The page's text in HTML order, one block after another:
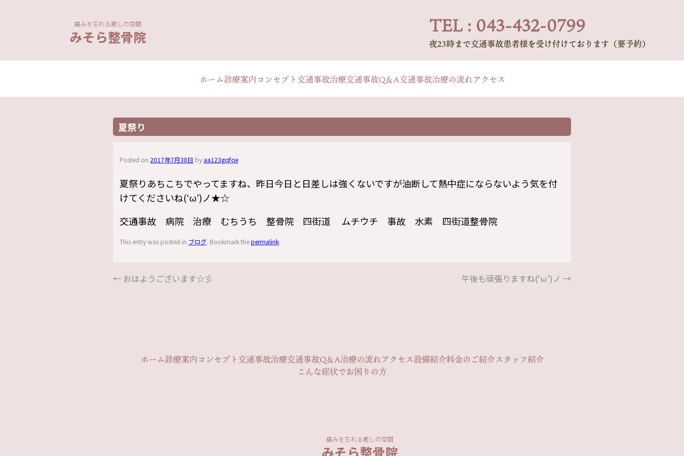
痛みを忘れる癒しの空間
みそら整骨院 TEL : 043-432-0799
夜23時まで交通事故患者様を受け付けております（要予約）
ホーム診療案内コンセプト 交通事故治療交通事故Q＆A交通事故治療の流れアクセス
夏祭り
Posted on 2017年7月30日 by aa123gqfqe
夏祭りあちこちでやってますね、昨日今日と日差しは強くないですが油断して熱中症にならないよう気を付
けてくださいね(‘ω’)ノ★☆
交通事故 病院 治療 むちうち 整骨院 四街道 ムチウチ 事故 水素 四街道整骨院
This entry was posted in ブログ. Bookmark thepermalink.
← おはようございます☆彡 午後も頑張りますね(‘ω’)ノ →
ホーム診療案内コンセプト 交通事故治療交通事故Q＆A治療の流れアクセス設備紹介料金のご紹介スタッフ紹介
こんな症状でお困りの方
痛みを忘れる癒しの空間
みそら整骨院